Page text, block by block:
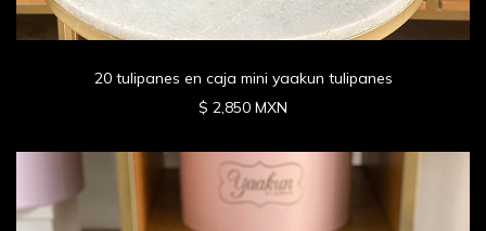
20 tulipanes en caja mini yaakun tulipanes
$ 2,850 MXN